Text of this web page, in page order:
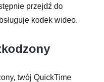
przejdź do
kodek wideo.
twój QuickTime